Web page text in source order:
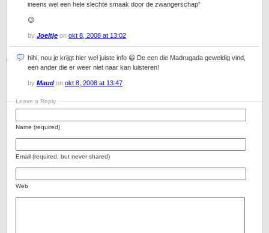
ineens wel een hele slechte smaak door de zwangerschap”
😉
by Joeltje on okt 8, 2008 at 13:02
hihi, nou je krijgt hier wel juiste info 😀 De een die Madrugada geweldig vind,
een ander die er weer niet naar kan luisteren!
by Maud on okt 8, 2008 at 13:47
Leave a Reply
Name (required)
Email (required, but never shared)
Web